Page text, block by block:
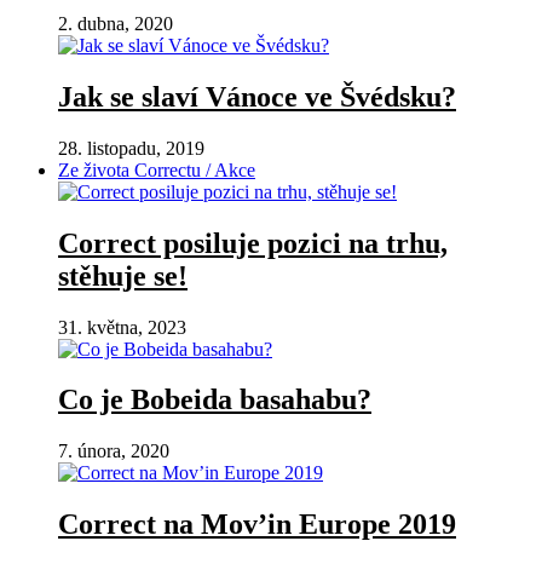
2. dubna, 2020
Jak se slaví Vánoce ve Švédsku?
28. listopadu, 2019
Ze života Correctu / Akce
Correct posiluje pozici na trhu,
stěhuje se!
31. května, 2023
Co je Bobeida basahabu?
7. února, 2020
Correct na Mov’in Europe 2019